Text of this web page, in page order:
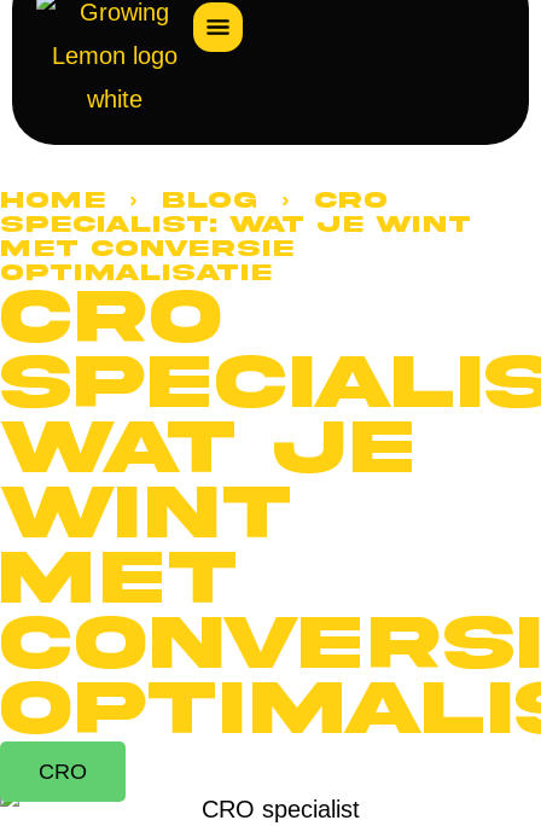
Home › Blog › CRO
specialist: wat je wint
met conversie
optimalisatie
CRO
wat je
wint
met
CRO